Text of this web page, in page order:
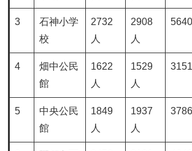
3
石神小学
校
2732
人
2908
人
4
畑中公民
館
1622
人
1529
人
5
中央公民
館
1849
人
1937
人